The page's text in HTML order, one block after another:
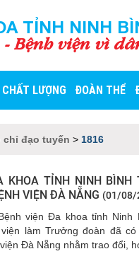
TỈNH NINH
Bệnh viện vì
CHẤT LƯỢNG ĐOÀN THỂ
chỉ đạo tuyến > 1816
KHOA TỈNH NINH BÌNH
VIỆN ĐÀ NẴNG (01/08/
viện Đa khoa tỉnh Ninh
làm Trưởng đoàn đã
Đà Nẵng nhằm trao đổi,